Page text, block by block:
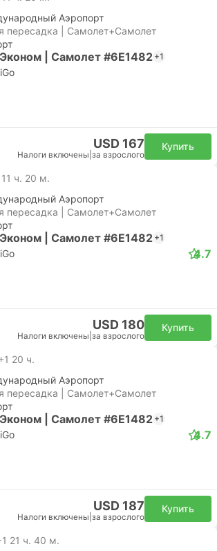
Аэропорт
пересадка | Самолет+Самолет
Эконом | Самолет #6E1482 +1
USD 167
Налоги включены за взрослого
Купить
11 ч. 20 м.
Аэропорт
пересадка | Самолет+Самолет
Эконом | Самолет #6E1482 +1
4.7
USD 180
Налоги включены за взрослого
Купить
20 ч.
Аэропорт
пересадка | Самолет+Самолет
Эконом | Самолет #6E1482 +1
4.7
USD 187
Налоги включены за взрослого
Купить
21 ч. 40 м.